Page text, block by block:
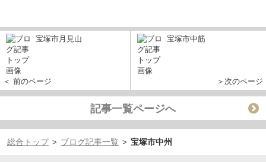
宝塚市月見山
＜ 前のページ
宝塚市中筋
＞次のページ
記事一覧ページへ
総合トップ > ブログ記事一覧 > 宝塚市中州